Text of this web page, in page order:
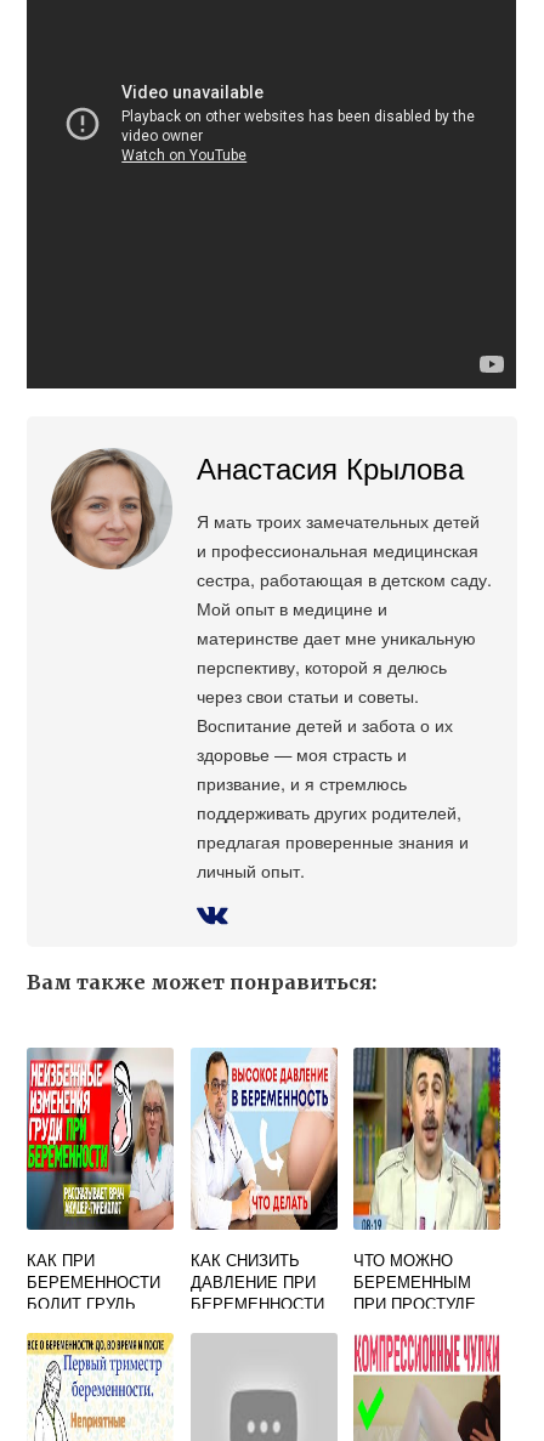
Анастасия Крылова
Я мать троих замечательных детей
и профессиональная медицинская
сестра, работающая в детском саду.
Мой опыт в медицине и
материнстве дает мне уникальную
перспективу, которой я делюсь
через свои статьи и советы.
Воспитание детей и забота о их
здоровье — моя страсть и
призвание, и я стремлюсь
поддерживать других родителей,
предлагая проверенные знания и
личный опыт.
Вам также может понравиться:
КАК ПРИ
БЕРЕМЕННОСТИ
БОЛИТ ГРУДЬ
КАК СНИЗИТЬ
ДАВЛЕНИЕ ПРИ
БЕРЕМЕННОСТИ
ЧТО МОЖНО
БЕРЕМЕННЫМ
ПРИ ПРОСТУДЕ